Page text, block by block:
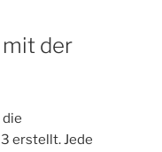
der
erstellt. Jede